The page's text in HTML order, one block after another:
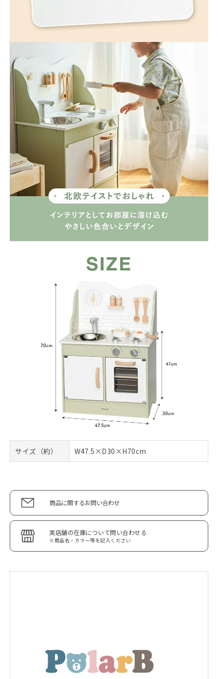
サイズ（約） W47.5×D30×H70cm
商品に関するお問い合わせ
実店舗の在庫について問い合わせる
※商品名・カラー等を記入ください